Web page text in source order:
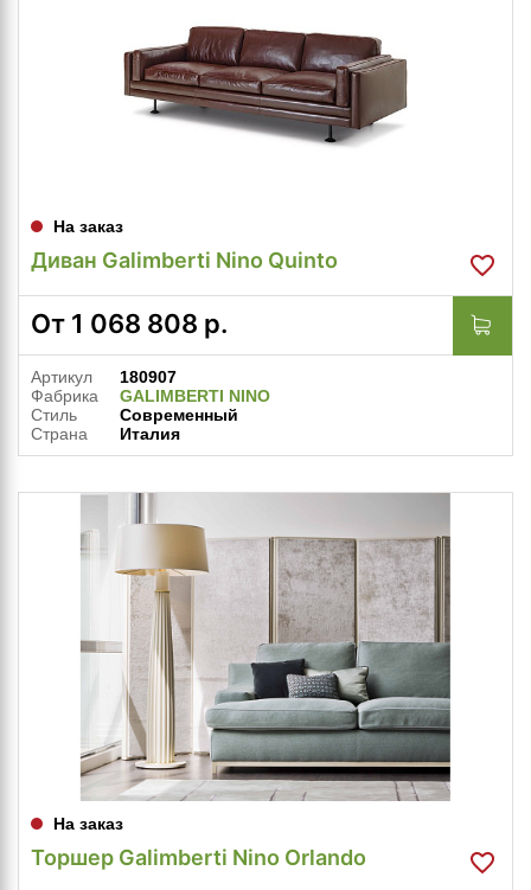
На заказ
Диван Galimberti Nino Quinto
От 1 068 808 р.
Артикул
180907
Фабрика
GALIMBERTI NINO
Стиль
Современный
Страна
Италия
На заказ
Торшер Galimberti Nino Orlando